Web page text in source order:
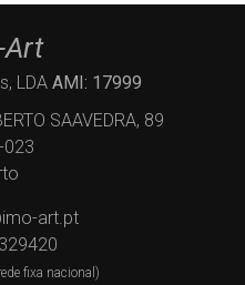
Art
LDA AMI: 17999
SAAVEDRA, 89
023
art.pt
fixa nacional)